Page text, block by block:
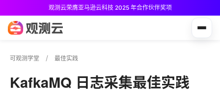
观测云荣膺亚马逊云科技 2025 年合作伙伴奖项
可观测学堂 最佳实践
KafkaMQ 日志采集最佳实践